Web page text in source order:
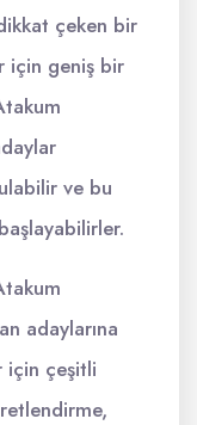
çeken bir
için geniş bir
ve bu
adaylarına
için çeşitli